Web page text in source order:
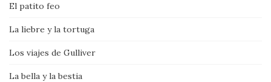
El patito feo
La liebre y la tortuga
Los viajes de Gulliver
La bella y la bestia